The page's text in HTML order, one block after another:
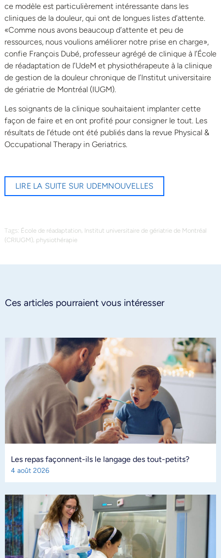
ce modèle est particulièrement intéressante dans les
cliniques de la douleur, qui ont de longues listes d’attente.
«Comme nous avons beaucoup d’attente et peu de
ressources, nous voulions améliorer notre prise en charge»,
confie François Dubé, professeur agrégé de clinique à l’École
de réadaptation de l’UdeM et physiothérapeute à la clinique
de gestion de la douleur chronique de l’Institut universitaire
de gériatrie de Montréal (IUGM).
Les soignants de la clinique souhaitaient implanter cette
façon de faire et en ont profité pour consigner le tout. Les
résultats de l’étude ont été publiés dans la revue Physical &
Occupational Therapy in Geriatrics.
LIRE LA SUITE SUR UDEMNOUVELLES
Tags: École de réadaptation, Institut universitaire de gériatrie de Montréal
(CRIUGM), physiothérapie
Ces articles pourraient vous intéresser
Les repas façonnent-ils le langage des tout-petits?
4 août 2026